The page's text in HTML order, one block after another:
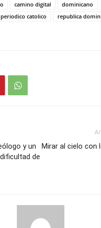
camino digital
dominicano
periodico catolico
republica
y un
de
Mirar al cielo con